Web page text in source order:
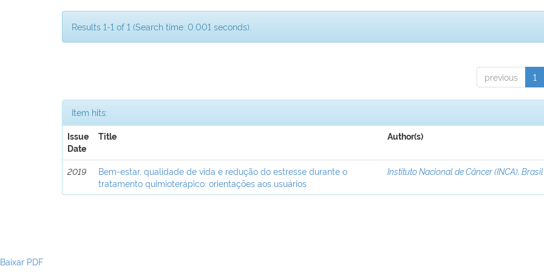
Results 1-1 of 1 (Search time: 0.001 seconds).
previous 1
Item hits:
Issue
Date
Title Author(s)
2019
Bem-estar, qualidade de vida e redução do estresse durante o
tratamento quimioterápico: orientações aos usuários
Instituto Nacional de Câncer (INCA), Brasil
Baixar PDF